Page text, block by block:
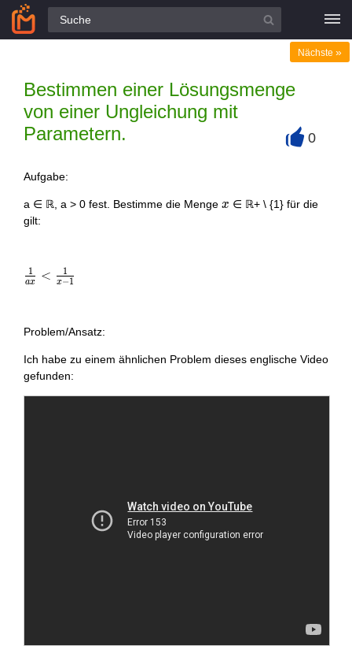
Alle Fragen
Bestimmen einer Lösungsmenge
von einer Ungleichung mit
Parametern.
Nächste »
0
Aufgabe:
a ∈ ℝ, a > 0 fest. Bestimme die Menge x
x ∈ ℝ+ \ {1} für die
gilt:
\frac{1}
ax
1 < x−1
1
Problem/Ansatz:
Ich habe zu einem ähnlichen Problem dieses englische Video
gefunden: